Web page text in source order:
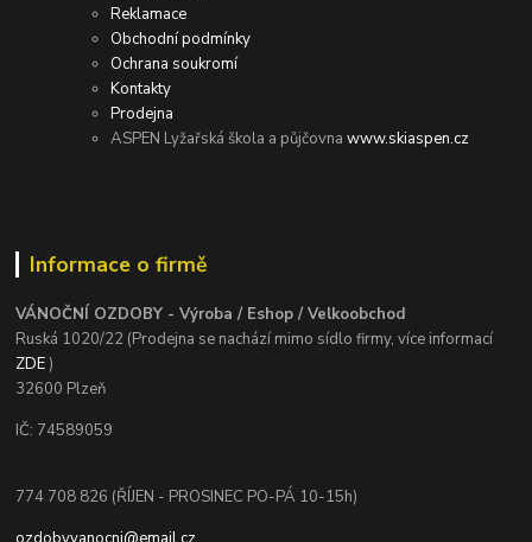
Reklamace
Obchodní podmínky
Ochrana soukromí
Kontakty
Prodejna
ASPEN Lyžařská škola a půjčovnawww.skiaspen.cz
Informace o firmě
VÁNOČNÍ OZDOBY - Výroba / Eshop / Velkoobchod
Ruská 1020/22 (Prodejna se nachází mimo sídlo firmy, více informací
ZDE)
32600 Plzeň
IČ: 74589059
774 708 826 (ŘÍJEN - PROSINEC PO-PÁ 10-15h)